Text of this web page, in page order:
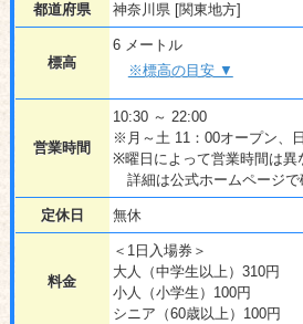
都道府県 神奈川県 [関東地方]
標高
6 メートル
※標高の目安 ▼
営業時間
10:30 ～ 22:00
※月～土 11：00オープン、
※曜日によって営業時間は異
詳細は公式ホームページで
定休日 無休
料金
＜1日入場券＞
大人（中学生以上）310円
小人（小学生）100円
シニア（60歳以上）100円